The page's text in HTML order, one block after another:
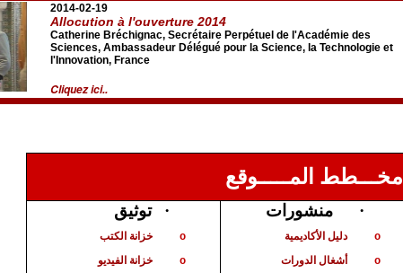
2014-02-19
Allocution à l'ouverture 2014
Catherine Bréchignac, Secrétaire Perpétuel de l'Académie des
Sciences, Ambassadeur Délégué pour la Science, la Technologie et
l'Innovation, France
Cliquez ici..
مخـــطط المـــــوقع
· توثيق
o خزانة الكتب
o خزانة الفيديو
· منشورات
o دليل الأكاديمية
o أشغال الدورات